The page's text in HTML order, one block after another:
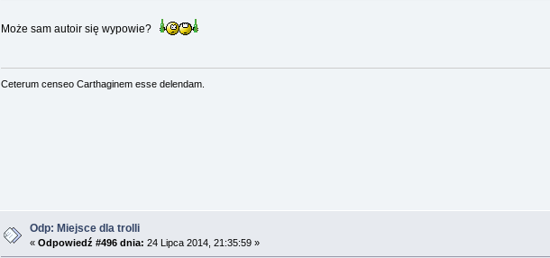
Może sam autoir się wypowie?
Ceterum censeo Carthaginem esse delendam.
Odp: Miejsce dla trolli
«Odpowiedź #496 dnia: 24 Lipca 2014, 21:35:59 »